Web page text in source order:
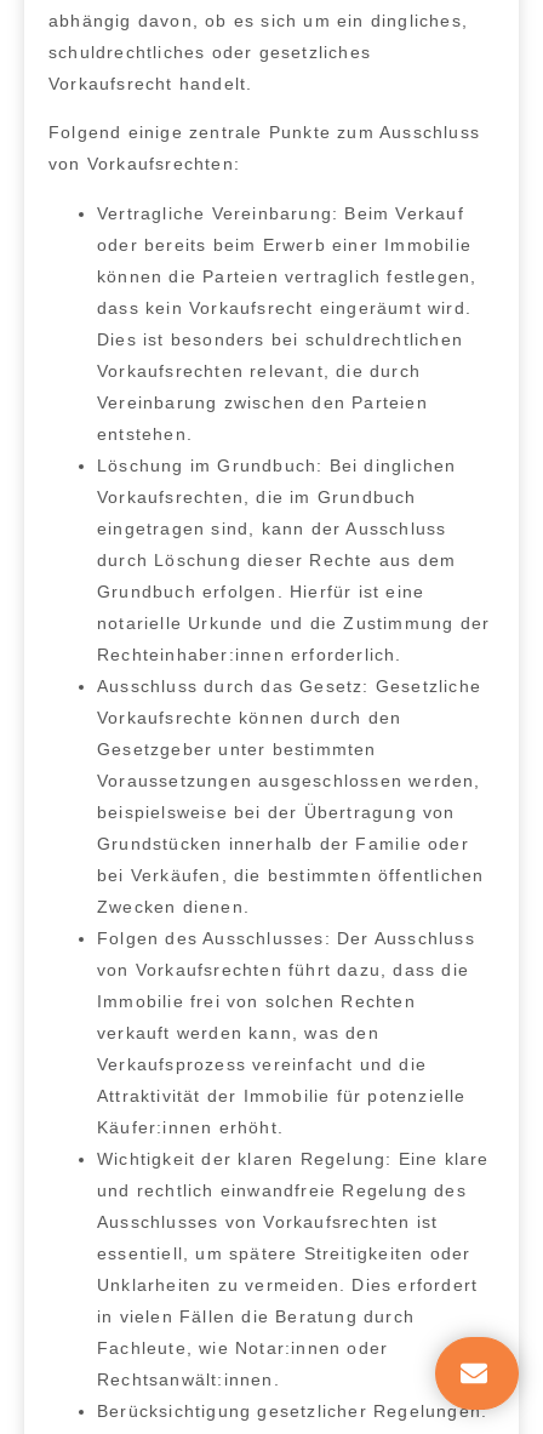
abhängig davon, ob es sich um ein dingliches,
schuldrechtliches oder gesetzliches
Vorkaufsrecht handelt.
Folgend einige zentrale Punkte zum Ausschluss
von Vorkaufsrechten:
Vertragliche Vereinbarung: Beim Verkauf
oder bereits beim Erwerb einer Immobilie
können die Parteien vertraglich festlegen,
dass kein Vorkaufsrecht eingeräumt wird.
Dies ist besonders bei schuldrechtlichen
Vorkaufsrechten relevant, die durch
Vereinbarung zwischen den Parteien
entstehen.
Löschung im Grundbuch: Bei dinglichen
Vorkaufsrechten, die im Grundbuch
eingetragen sind, kann der Ausschluss
durch Löschung dieser Rechte aus dem
Grundbuch erfolgen. Hierfür ist eine
notarielle Urkunde und die Zustimmung der
Rechteinhaber:innen erforderlich.
Ausschluss durch das Gesetz: Gesetzliche
Vorkaufsrechte können durch den
Gesetzgeber unter bestimmten
Voraussetzungen ausgeschlossen werden,
beispielsweise bei der Übertragung von
Grundstücken innerhalb der Familie oder
bei Verkäufen, die bestimmten öffentlichen
Zwecken dienen.
Folgen des Ausschlusses: Der Ausschluss
von Vorkaufsrechten führt dazu, dass die
Immobilie frei von solchen Rechten
verkauft werden kann, was den
Verkaufsprozess vereinfacht und die
Attraktivität der Immobilie für potenzielle
Käufer:innen erhöht.
Wichtigkeit der klaren Regelung: Eine klare
und rechtlich einwandfreie Regelung des
Ausschlusses von Vorkaufsrechten ist
essentiell, um spätere Streitigkeiten oder
Unklarheiten zu vermeiden. Dies erfordert
in vielen Fällen die Beratung durch
Fachleute, wie Notar:innen oder
Rechtsanwält:innen.
Berücksichtigung gesetzlicher Regelungen: